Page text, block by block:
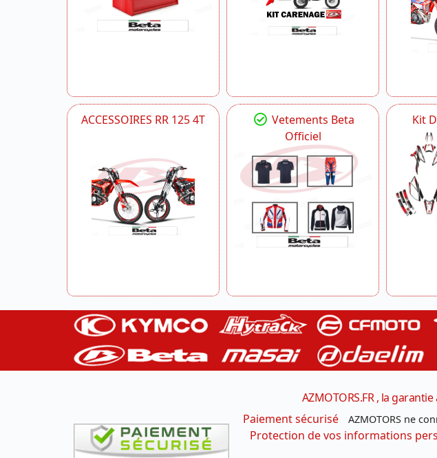
ACCESSOIRES RR 125 4T
Vetements Beta
Officiel
Kit
AZMOTORS.FR , la
Paiement sécurisé
AZMOTORS ne
Protection de vos informations